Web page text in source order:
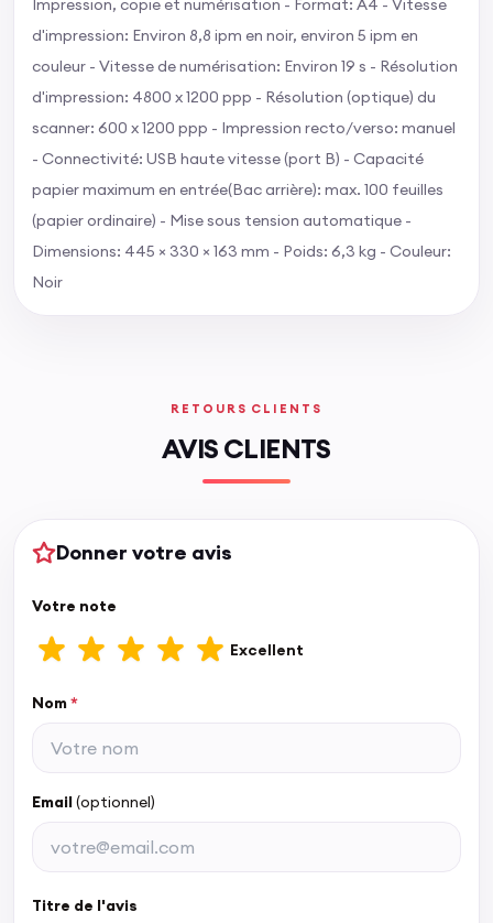
Impression, copie et numérisation - Format: A4 - Vitesse
d'impression: Environ 8,8 ipm en noir, environ 5 ipm en
couleur - Vitesse de numérisation: Environ 19 s - Résolution
d'impression: 4800 x 1200 ppp - Résolution (optique) du
scanner: 600 x 1200 ppp - Impression recto/verso: manuel
- Connectivité: USB haute vitesse (port B) - Capacité
papier maximum en entrée(Bac arrière): max. 100 feuilles
(papier ordinaire) - Mise sous tension automatique -
Dimensions: 445 × 330 × 163 mm - Poids: 6,3 kg - Couleur:
Noir
RETOURS CLIENTS
AVIS CLIENTS
Donner votre avis
Votre note
Excellent
Nom*
Email(optionnel)
Titre de l'avis